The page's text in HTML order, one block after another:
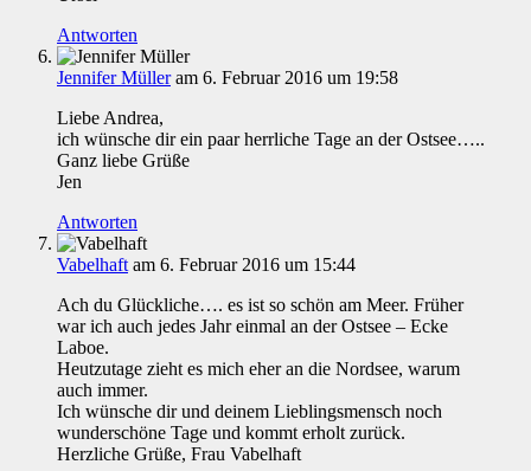
Antworten
Jennifer Müller am 6. Februar 2016 um 19:58
Liebe Andrea,
ich wünsche dir ein paar herrliche Tage an der Ostsee…..
Ganz liebe Grüße
Jen
Antworten
Vabelhaft am 6. Februar 2016 um 15:44
Ach du Glückliche…. es ist so schön am Meer. Früher
war ich auch jedes Jahr einmal an der Ostsee – Ecke
Laboe.
Heutzutage zieht es mich eher an die Nordsee, warum
auch immer.
Ich wünsche dir und deinem Lieblingsmensch noch
wunderschöne Tage und kommt erholt zurück.
Herzliche Grüße, Frau Vabelhaft